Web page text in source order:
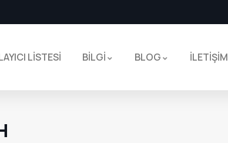
LİSTESİ BİLGİ BLOG İLETİŞİM